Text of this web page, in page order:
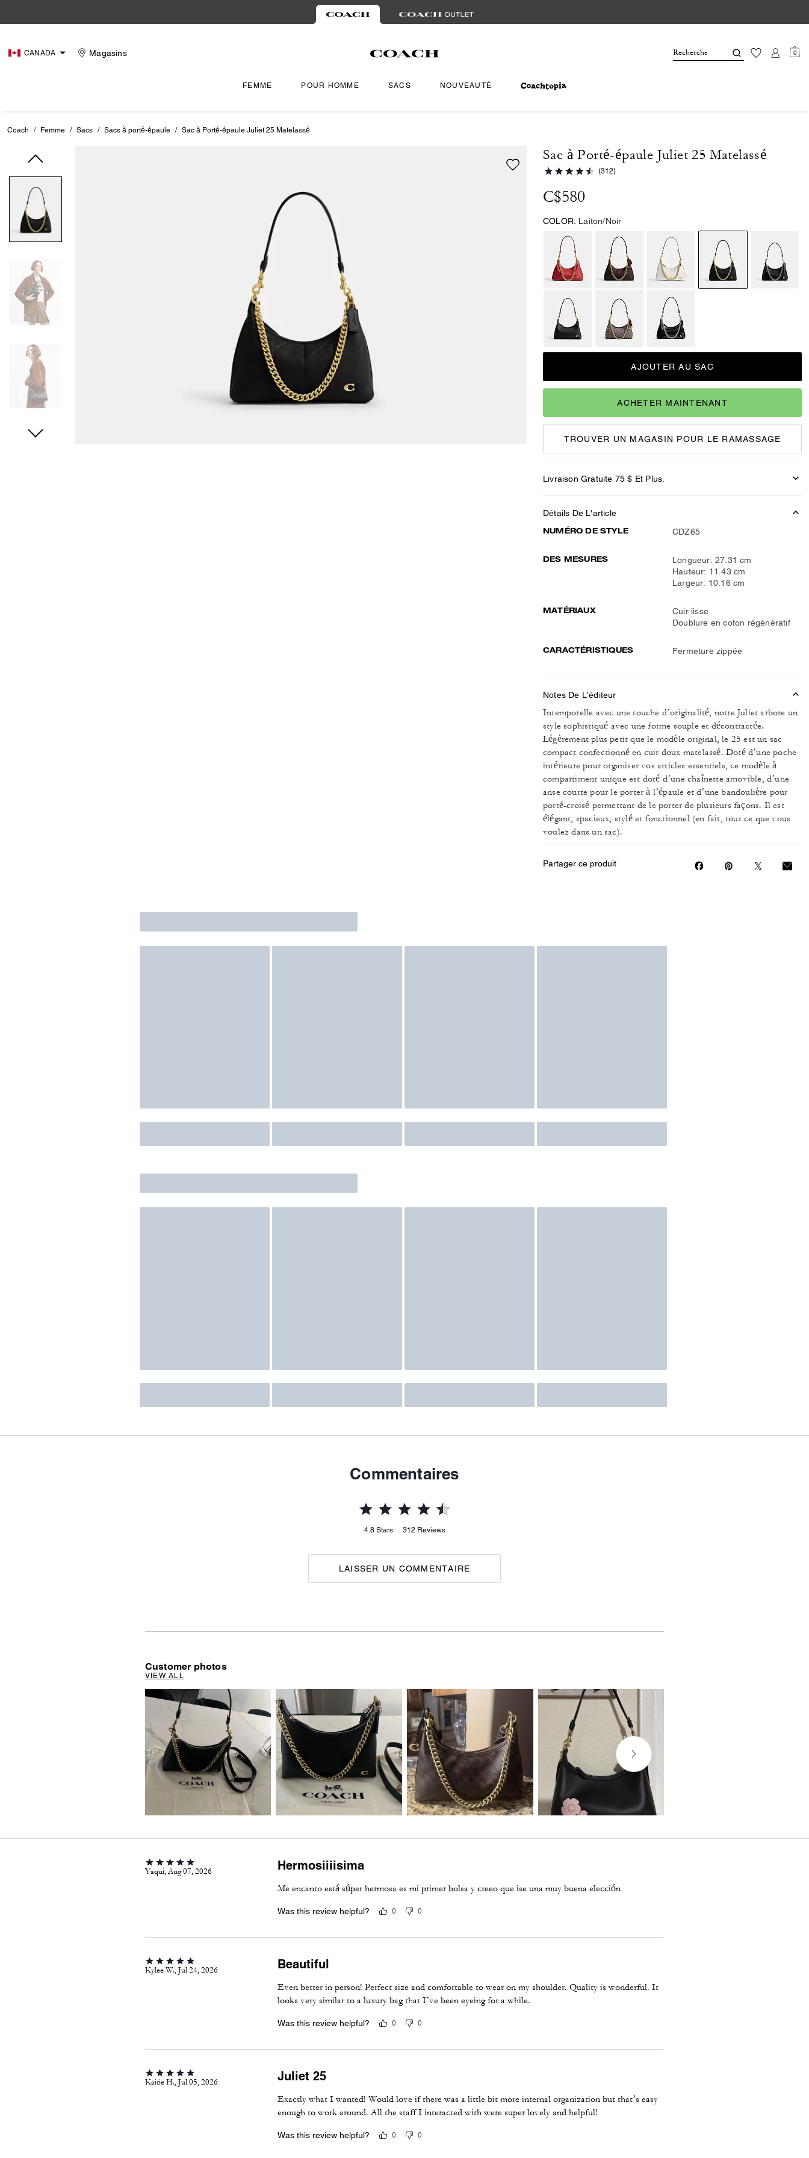
CANADA Magasins 0
FEMME POUR HOMME SACS NOUVEAUTÉ
Coach / Femme / Sacs / Sacs à porté-épaule / Sac à Porté-épaule Juliet 25 Matelassé
Sac à Porté-épaule Juliet 25 Matelassé
(312)
C$580
COLOR: Laiton/Noir
AJOUTER AU SAC
ACHETER MAINTENANT
TROUVER UN MAGASIN POUR LE RAMASSAGE
Livraison Gratuite 75 $ Et Plus.
Détails De L'article
NUMÉRO DE STYLE CDZ65
DES MESURES
Longueur: 27.31 cm
Hauteur: 11.43 cm
Largeur: 10.16 cm
MATÉRIAUX
Cuir lisse
Doublure en coton régénératif
CARACTÉRISTIQUES Fermeture zippée
Notes De L'éditeur
Intemporelle avec une touche d’originalité, notre Juliet arbore un
style sophistiqué avec une forme souple et décontractée.
Légèrement plus petit que le modèle original, le 25 est un sac
compact confectionné en cuir doux matelassé. Doté d’une poche
intérieure pour organiser vos articles essentiels, ce modèle à
compartiment unique est doté d’une chaînette amovible, d’une
anse courte pour le porter à l’épaule et d’une bandoulière pour
porté-croisé permettant de le porter de plusieurs façons. Il est
élégant, spacieux, stylé et fonctionnel (en fait, tout ce que vous
voulez dans un sac).
Partager ce produit
Commentaires
4.8 Stars 312 Reviews
LAISSER UN COMMENTAIRE
Customer photos
VIEW ALL
Yaqui, Aug 07, 2026 Hermosiiiisima
Me encanto está súper hermosa es mi primer bolsa y creeo que ise una muy buena elección
Was this review helpful? 0 0
Kylee W., Jul 24, 2026 Beautiful
Even better in person! Perfect size and comfortable to wear on my shoulder. Quality is wonderful. It
looks very similar to a luxury bag that I’ve been eyeing for a while.
Was this review helpful? 0 0
Kaitie H., Jul 05, 2026 Juliet 25
Exactly what I wanted! Would love if there was a little bit more internal organization but that’s easy
enough to work around. All the staff I interacted with were super lovely and helpful!
Was this review helpful? 0 0